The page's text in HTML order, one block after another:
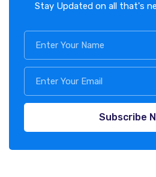
Stay Updated on all that's
Subscribe